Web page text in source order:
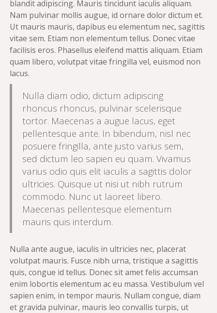
blandit adipiscing. Mauris tincidunt iaculis aliquam.
Nam pulvinar mollis augue, id ornare dolor dictum et.
Ut mauris mauris, dapibus eu elementum nec, sagittis
vitae sem. Etiam non elementum tellus. Donec vitae
facilisis eros. Phasellus eleifend mattis aliquam. Etiam
quam libero, volutpat vitae fringilla vel, euismod non
lacus.
Nulla diam odio, dictum adipiscing
rhoncus rhoncus, pulvinar scelerisque
tortor. Maecenas a augue lacus, eget
pellentesque ante. In bibendum, nisl nec
posuere fringilla, ante justo varius sem,
sed dictum leo sapien eu quam. Vivamus
varius odio quis elit iaculis a sagittis dolor
ultricies. Quisque ut nisi ut nibh rutrum
commodo. Nunc ut laoreet libero.
Maecenas pellentesque elementum
mauris quis interdum.
Nulla ante augue, iaculis in ultricies nec, placerat
volutpat mauris. Fusce nibh urna, tristique a sagittis
quis, congue id tellus. Donec sit amet felis accumsan
enim lobortis elementum ac eu massa. Vestibulum vel
sapien enim, in tempor mauris. Nullam congue, diam
et gravida pulvinar, mauris leo convallis turpis, ut